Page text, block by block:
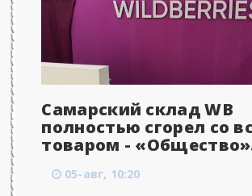
Самарский склад WB
полностью сгорел со
товаром -
05-авг, 10:20